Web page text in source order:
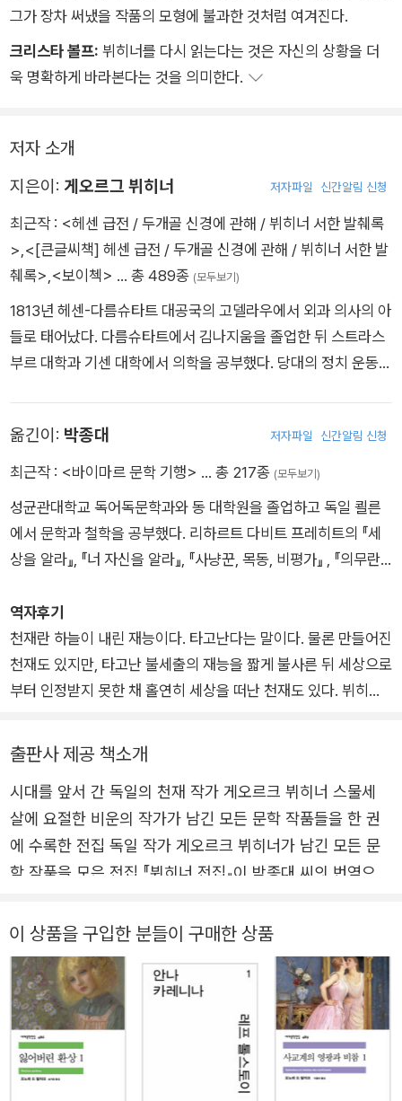
그가 장차 써냈을 작품의 모형에 불과한 것처럼 여겨진다.
크리스타 볼프: 뷔히너를 다시 읽는다는 것은 자신의 상황을 더
욱 명확하게 바라본다는 것을 의미한다.
저자 소개
지은이: 게오르그 뷔히너 저자파일 신간알림 신청
최근작 : <헤센 급전 / 두개골 신경에 관해 / 뷔히너 서한 발췌록
> <[큰글씨책] 헤센 급전 / 두개골 신경에 관해 / 뷔히너 서한 발
췌록> <보이첵> … 총 489종 (모두보기)
1813년 헤센-다름슈타트 대공국의 고델라우에서 외과 의사의 아
들로 태어났다. 다름슈타트에서 김나지움을 졸업한 뒤 스트라스
부르 대학과 기센 대학에서 의학을 공부했다. 당대의 정치 운동에
여 농민들에게 지배 계급의 억압에 저항할 것을 호소하기도 했다.
이로 인해 수배령이 떨어지자 스트라스부르로 도주하여 그곳에
력을 보였던 뷔히너는 1836년 잉어의 신경계에 관한 연구 논문
으로 취리히 대학에서 박사 학위를 취득했으며, 이후 강사로 임용
되어 뇌신경에 관한 주제로 시범 강연을 하기도 했다. 그러나 갑
나이로 숨을 거두었다. 이른 나이에 숨을 거둔 그가 생전에 남긴
문학 작품은 희곡 「당통의 죽음」, 「보이체크」, 「레옹스와 레나」와
단편소설 「렌츠」 등 네 편뿐이지만, 독일 문학사에 강렬한 흔적을
남기며 후대 작가들에게 깊은 영향을 주었다. 그의 희곡들은 오늘
어난 열린 형식과 낭만성을 벗어난 냉철한 사실주의, 부조리와 소
평가된다. 그의 이름을 기리기 위해 제정된 <게오르크 뷔히너상
>은 현재 독일어권에서 가장 권위 있는 문학상으로 꼽힌다.
옮긴이: 박종대 저자파일 신간알림 신청
최근작 : <바이마르 문학 기행> … 총 217종 (모두보기)
성균관대학교 독어독문학과와 동 대학원을 졸업하고 독일 쾰른
에서 문학과 철학을 공부했다. 리하르트 다비트 프레히트의 『세
상을 알라』, 『너 자신을 알라』, 『사냥꾼, 목동, 비평가』 , 『의무란
식』, 『콘트라바스』, 『승부』, 『어느 독일인의 삶』 ,『9990개의 치
즈』, 『데미안』, 『수레바퀴 아래서』 등 1백 권이 넘는 책을 번역했
다.
역자후기
천재란 하늘이 내린 재능이다. 타고난다는 말이다. 물론 만들어진
천재도 있지만, 타고난 불세출의 재능을 짧게 불사른 뒤 세상으로
부터 인정받지 못한 채 홀연히 세상을 떠난 천재도 있다. 뷔히너
출판사 제공 책소개
시대를 앞서 간 독일의 천재 작가 게오르크 뷔히너 스물세
살에 요절한 비운의 작가가 남긴 모든 문학 작품들을 한 권
에 수록한 전집 독일 작가 게오르크 뷔히너가 남긴 모든 문
학 작품을 모은 전집 『뷔히너 전집』이 박종대 씨의 번역으로
7번째 책이다. 뷔히너는 시대를 앞서간 파격적인 형식과 독
창적인 언어로 독일 현대극의 선구로 평가받는 뛰어난 수작
들을 남긴 작가다. 그러나 스물세 살의 나이에 병환으로 갑
작스럽게 숨을 거두어, 요절한 비운의 천재로 불리운다. 이
른 나이에 죽음을 맞은 그가 생전에 남긴 작품은 단 네 편뿐
이지만, 독일 문학사에 강렬한 흔적을 남겼다. 프랑스 혁명
을 이끈 지도자였으나 본래 목적을 상실한 혁명에 환멸을 느
이 상품을 구입한 분들이 구매한 상품